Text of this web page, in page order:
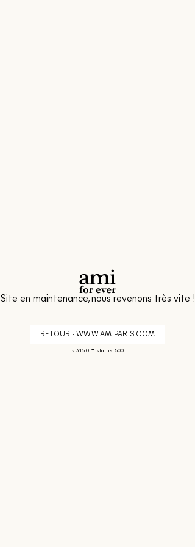
Site en maintenance, nous revenons très vite !
RETOUR - WWW.AMIPARIS.COM
v. 3.16.0- status: 500